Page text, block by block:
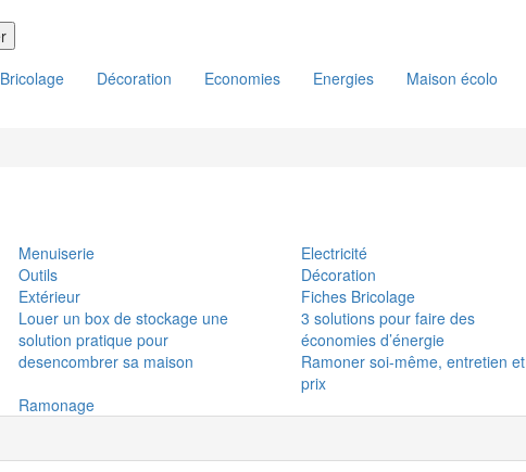
Bricolage Décoration Economies Energies Maison écolo
Menuiserie
Electricité
Outils
Décoration
Extérieur
Fiches Bricolage
Louer un box de stockage une
solution pratique pour
desencombrer sa maison
3 solutions pour faire des
économies d’énergie
Ramoner soi-même, entretien et
prix
Ramonage